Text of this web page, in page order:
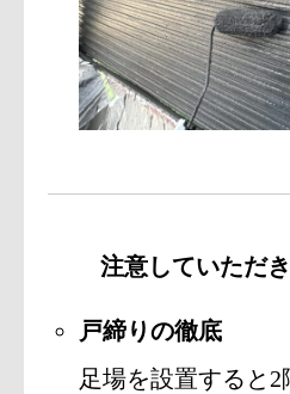
注意していただ
戸締りの徹底
足場を設置すると2